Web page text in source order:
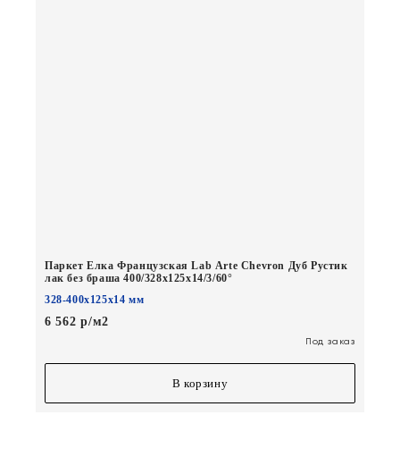
Паркет Елка Французская Lab Arte Chevron Дуб Рустик
лак без браша 400/328х125х14/3/60°
328-400х125х14 мм
6 562 р/м2
Под заказ
В корзину